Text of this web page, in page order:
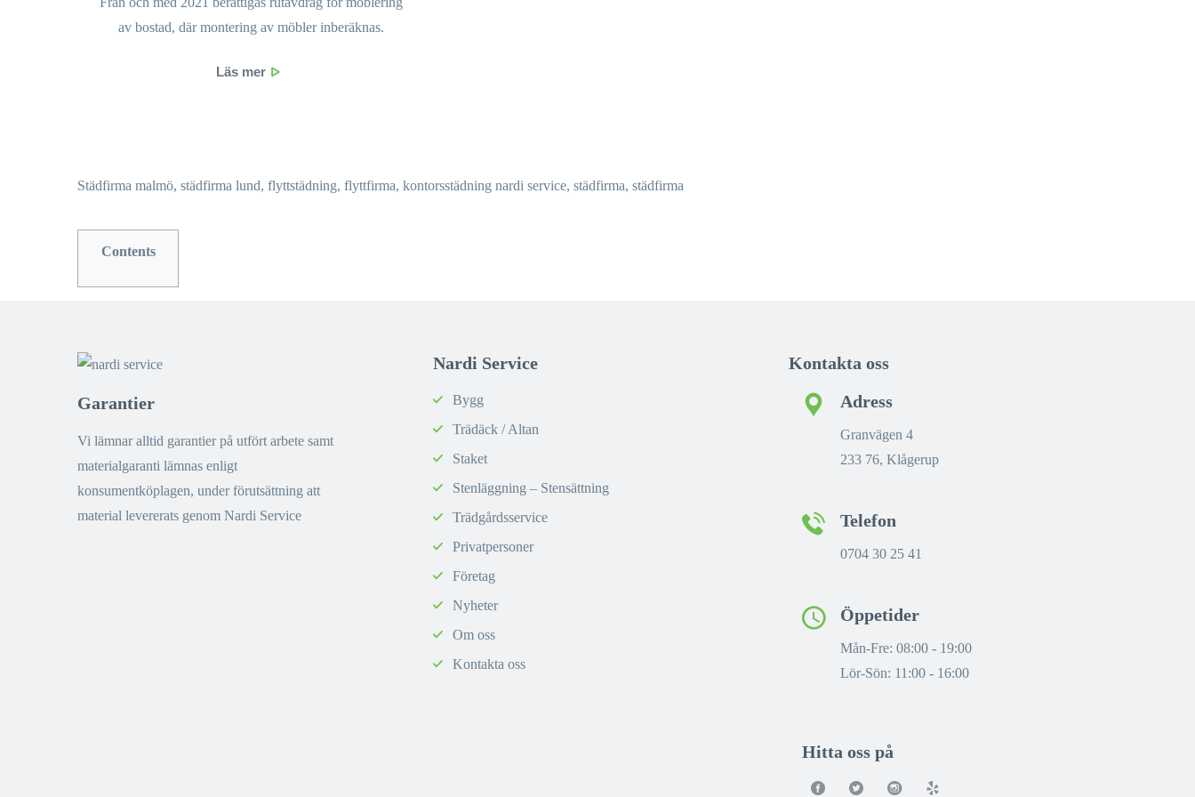
av bostad, där montering av möbler inberäknas.
Läs mer
Städfirma malmö, städfirma lund, flyttstädning, flyttfirma, kontorsstädning nardi service, städfirma, städfirma
Contents
Garantier
Vi lämnar alltid garantier på utfört arbete samt
materialgaranti lämnas enligt
konsumentköplagen, under förutsättning att
material levererats genom Nardi Service
Nardi Service
Bygg
Trädäck / Altan
Staket
Stenläggning – Stensättning
Trädgårdsservice
Privatpersoner
Företag
Nyheter
Om oss
Kontakta oss
Kontakta oss
Adress
Granvägen 4
233 76, Klågerup
Telefon
0704 30 25 41
Öppetider
Mån-Fre: 08:00 - 19:00
Lör-Sön: 11:00 - 16:00
Hitta oss på